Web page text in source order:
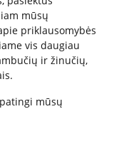
paėmimas
mūsų
priklausomybės
vis daugiau
ir žinučių,
mūsų